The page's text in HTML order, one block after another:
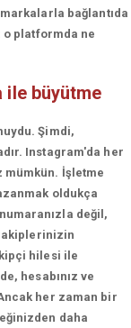
bağlantıda
o platformda ne
ile büyütme
Şimdi,
Instagram'da her
mümkün. İşletme
oldukça
değil,
hilesi ile
hesabınız ve
her zaman bir
daha